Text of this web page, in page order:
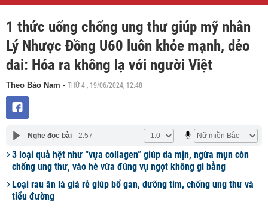
1 thức uống chống ung thư giúp mỹ nhân
Lý Nhược Đồng U60 luôn khỏe mạnh, dẻo
dai: Hóa ra không lạ với người Việt
Theo Bảo Nam - THỨ 4 , 19/06/2024, 12:48
Nghe đọc bài 2:57
3 loại quả hệt như “vựa collagen” giúp da mịn, ngừa mụn còn
chống ung thư, vào hè vừa đúng vụ ngọt không gì bằng
Loại rau ăn lá giá rẻ giúp bổ gan, dưỡng tim, chống ung thư và
tiểu đường